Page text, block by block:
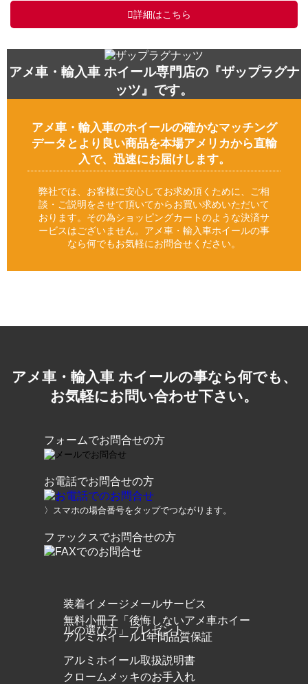
詳細はこちら
アメ車・輸入車 ホイール専門店の『ザップラグナ
ッツ』です。
アメ車・輸入車のホイールの確かなマッチング
データとより良い商品を本場アメリカから直輸
入で、迅速にお届けします。
弊社では、お客様に安心してお求め頂くために、ご相
談・ご説明をさせて頂いてからお買い求めいただいて
おります。その為ショッピングカートのような決済サ
ービスはございません。アメ車・輸入車ホイールの事
なら何でもお気軽にお問合せください。
アメ車・輸入車 ホイールの事なら何でも、
お気軽にお問い合わせ下さい。
フォームでお問合せの方
お電話でお問合せの方
〉スマホの場合番号をタップでつながります。
ファックスでお問合せの方
装着イメージメールサービス
無料小冊子「後悔しないアメ車ホイー
ルの選び方」プレゼント
アルミホイール1年間品質保証
アルミホイール取扱説明書
クロームメッキのお手入れ